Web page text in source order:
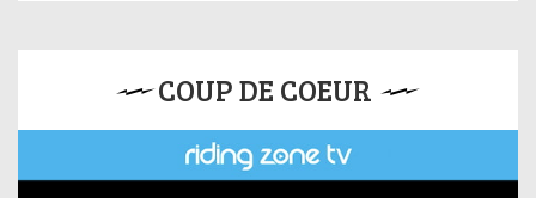
COUP DE COEUR